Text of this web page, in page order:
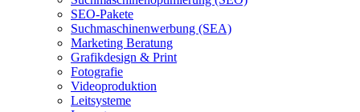
SEO-Pakete
Suchmaschinenwerbung (SEA)
Marketing Beratung
Grafikdesign & Print
Fotografie
Videoproduktion
Leitsysteme